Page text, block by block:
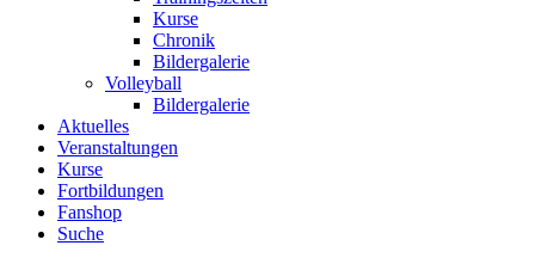
Kurse
Chronik
Bildergalerie
Volleyball
Bildergalerie
Aktuelles
Veranstaltungen
Kurse
Fortbildungen
Fanshop
Suche